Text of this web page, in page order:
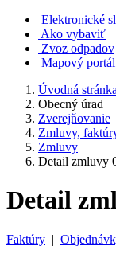
Elektronické
Ako vybaviť
Zvoz odpadov
Mapový portál
Úvodná stránka
Obecný úrad
Zverejňovanie
Zmluvy,
Zmluvy
Detail zmluvy
Detail
Faktúry |